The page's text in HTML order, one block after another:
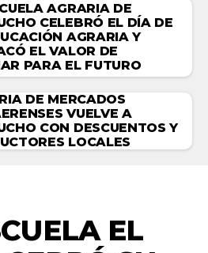
AGRARIA DE
CELEBRÓ EL DÍA DE
AGRARIA Y
EL VALOR DE
PARA EL FUTURO
DE MERCADOS
VUELVE A
CON DESCUENTOS Y
LOCALES
EL